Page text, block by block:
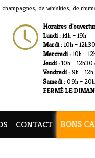
de whiskies, de
Horaires
Lundi :14h – 19h
Mardi :10h –
Mercredi :10h –
Jeudi :10h – 12h30
Vendredi :9h – 12h
Samedi :09h – 20h
FERMÉ LE
CONTACT BONS